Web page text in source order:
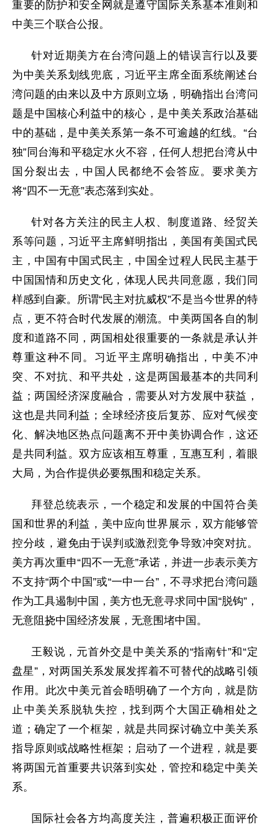
重要的防护和安全网就是遵守国际关系基本准则和
中美三个联合公报。
针对近期美方在台湾问题上的错误言行以及要
为中美关系划线兜底，习近平主席全面系统阐述台
湾问题的由来以及中方原则立场，明确指出台湾问
题是中国核心利益中的核心，是中美关系政治基础
中的基础，是中美关系第一条不可逾越的红线。“台
独”同台海和平稳定水火不容，任何人想把台湾从中
国分裂出去，中国人民都绝不会答应。要求美方
将“四不一无意”表态落到实处。
针对各方关注的民主人权、制度道路、经贸关
系等问题，习近平主席鲜明指出，美国有美国式民
主，中国有中国式民主，中国全过程人民民主基于
中国国情和历史文化，体现人民共同意愿，我们同
样感到自豪。所谓“民主对抗威权”不是当今世界的特
点，更不符合时代发展的潮流。中美两国各自的制
度和道路不同，两国相处很重要的一条就是承认并
尊重这种不同。习近平主席明确指出，中美不冲
突、不对抗、和平共处，这是两国最基本的共同利
益；两国经济深度融合，需要从对方发展中获益，
这也是共同利益；全球经济疫后复苏、应对气候变
化、解决地区热点问题离不开中美协调合作，这还
是共同利益。双方应该相互尊重，互惠互利，着眼
大局，为合作提供必要氛围和稳定关系。
拜登总统表示，一个稳定和发展的中国符合美
国和世界的利益，美中应向世界展示，双方能够管
控分歧，避免由于误判或激烈竞争导致冲突对抗。
美方再次重申“四不一无意”承诺，并进一步表示美方
不支持“两个中国”或“一中一台”，不寻求把台湾问题
作为工具遏制中国，美方也无意寻求同中国“脱钩”，
无意阻挠中国经济发展，无意围堵中国。
王毅说，元首外交是中美关系的“指南针”和“定
盘星”，对两国关系发展发挥着不可替代的战略引领
作用。此次中美元首会晤明确了一个方向，就是防
止中美关系脱轨失控，找到两个大国正确相处之
道；确定了一个框架，就是共同探讨确立中美关系
指导原则或战略性框架；启动了一个进程，就是要
将两国元首重要共识落到实处，管控和稳定中美关
系。
国际社会各方均高度关注，普遍积极正面评价